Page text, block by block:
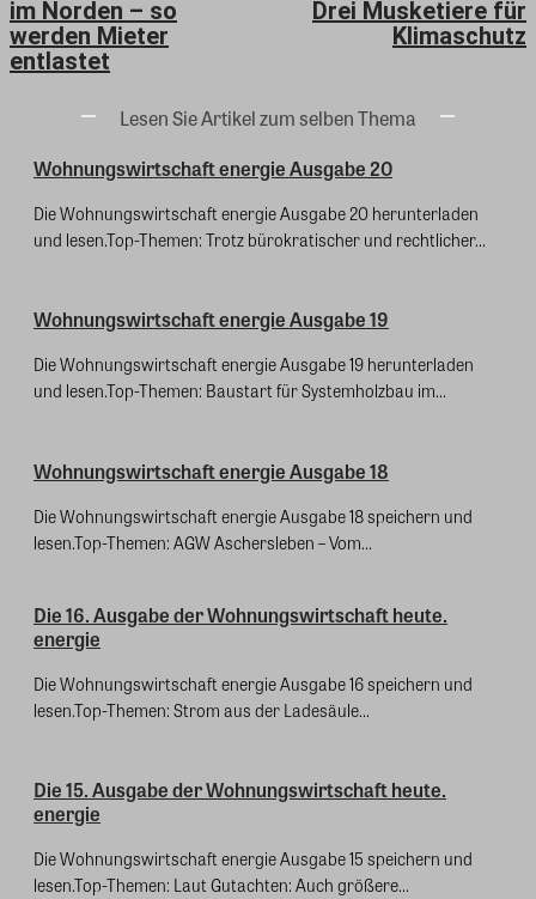
im Norden – so
werden Mieter
entlastet
Drei Musketiere für
Klimaschutz
Lesen Sie Artikel zum selben Thema
Wohnungswirtschaft energie Ausgabe 20
Die Wohnungswirtschaft energie Ausgabe 20 herunterladen
und lesen.Top-Themen: Trotz bürokratischer und rechtlicher...
Wohnungswirtschaft energie Ausgabe 19
Die Wohnungswirtschaft energie Ausgabe 19 herunterladen
und lesen.Top-Themen: Baustart für Systemholzbau im...
Wohnungswirtschaft energie Ausgabe 18
Die Wohnungswirtschaft energie Ausgabe 18 speichern und
lesen.Top-Themen: AGW Aschersleben – Vom...
Die 16. Ausgabe der Wohnungswirtschaft heute.
energie
Die Wohnungswirtschaft energie Ausgabe 16 speichern und
lesen.Top-Themen: Strom aus der Ladesäule...
Die 15. Ausgabe der Wohnungswirtschaft heute.
energie
Die Wohnungswirtschaft energie Ausgabe 15 speichern und
lesen.Top-Themen: Laut Gutachten: Auch größere...